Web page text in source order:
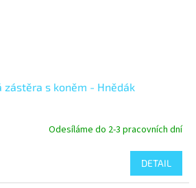
zástěra s koněm - Hnědák
Odesíláme do 2-3 pracovních dní
DETAIL